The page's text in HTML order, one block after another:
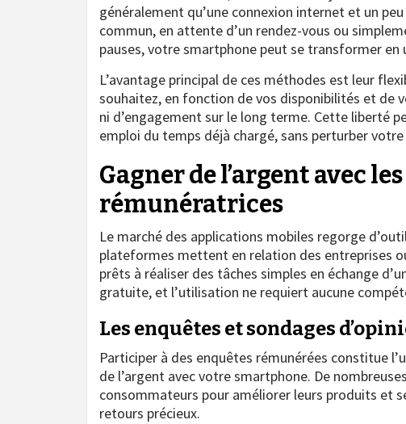
généralement qu’une connexion internet et un
commun, en attente d’un rendez-vous ou
pauses, votre smartphone peut se transformer en
L’avantage principal de ces méthodes est leur
souhaitez, en fonction de vos disponibilités et de
ni d’engagement sur le long terme. Cette liberté
emploi du temps déjà chargé, sans perturber
Gagner de l’argent avec
rémunératrices
Le marché des applications mobiles regorge
plateformes mettent en relation des entreprises
prêts à réaliser des tâches simples en échange
gratuite, et l’utilisation ne requiert aucune
Les enquêtes et sondages
Participer à des enquêtes rémunérées constitue
de l’argent avec votre smartphone. De
consommateurs pour améliorer leurs produits et
retours précieux.